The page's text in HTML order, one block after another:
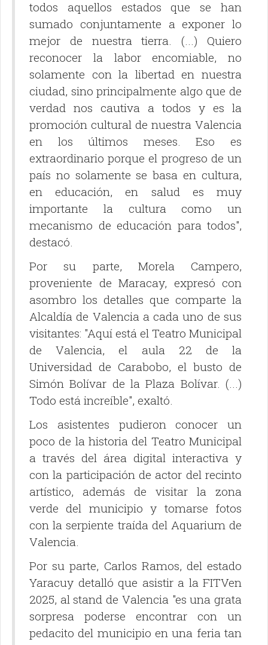
todos aquellos estados que se han
sumado conjuntamente a exponer lo
mejor de nuestra tierra. (...) Quiero
reconocer la labor encomiable, no
solamente con la libertad en nuestra
ciudad, sino principalmente algo que de
verdad nos cautiva a todos y es la
promoción cultural de nuestra Valencia
en los últimos meses. Eso es
extraordinario porque el progreso de un
país no solamente se basa en cultura,
en educación, en salud es muy
importante la cultura como un
mecanismo de educación para todos",
destacó.
Por su parte, Morela Campero,
proveniente de Maracay, expresó con
asombro los detalles que comparte la
Alcaldía de Valencia a cada uno de sus
visitantes: "Aquí está el Teatro Municipal
de Valencia, el aula 22 de la
Universidad de Carabobo, el busto de
Simón Bolívar de la Plaza Bolívar. (...)
Todo está increíble", exaltó.
Los asistentes pudieron conocer un
poco de la historia del Teatro Municipal
a través del área digital interactiva y
con la participación de actor del recinto
artístico, además de visitar la zona
verde del municipio y tomarse fotos
con la serpiente traída del Aquarium de
Valencia.
Por su parte, Carlos Ramos, del estado
Yaracuy detalló que asistir a la FITVen
2025, al stand de Valencia "es una grata
sorpresa poderse encontrar con un
pedacito del municipio en una feria tan